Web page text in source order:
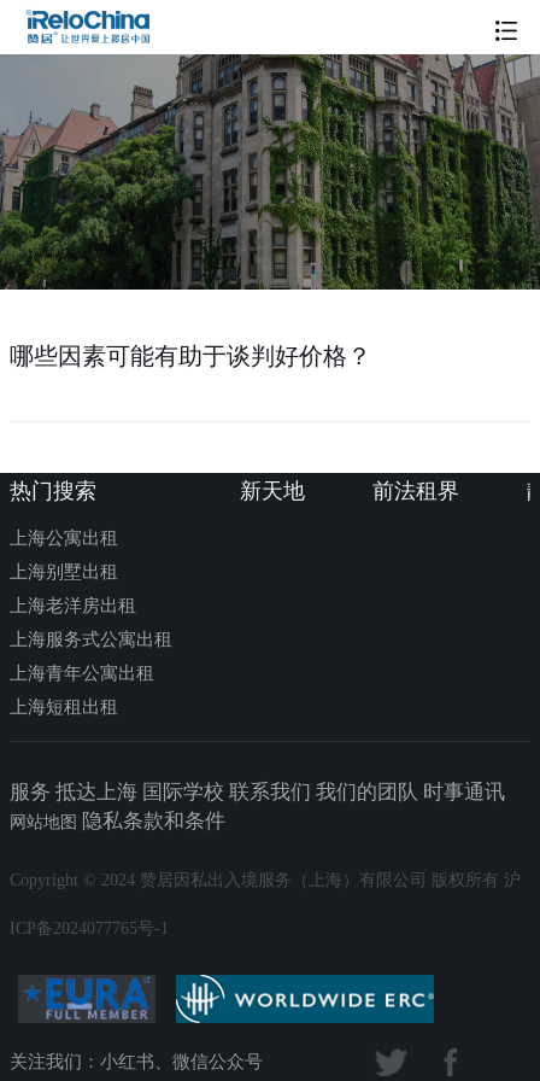
哪些因素可能有助于谈判好价格？
热门搜索
上海公寓出租
上海别墅出租
上海老洋房出租
上海服务式公寓出租
上海青年公寓出租
上海短租出租
新天地 前法租界
服务 抵达上海 国际学校 联系我们 我们的团队 时事通讯
网站地图 隐私条款和条件
Copyright © 2024 赞居因私出入境服务（上海）有限公司 版权所有 沪
ICP备2024077765号-1
关注我们：小红书、微信公众号